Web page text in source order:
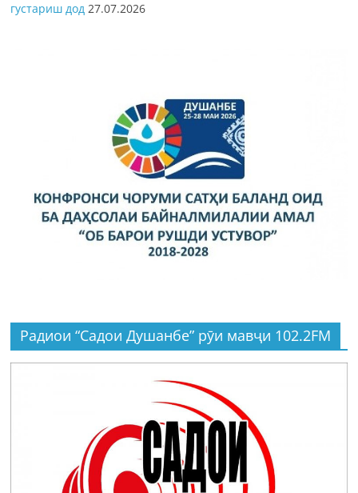
густариш дод 27.07.2026
Радиои “Садои Душанбе” рӯи мавҷи 102.2FM